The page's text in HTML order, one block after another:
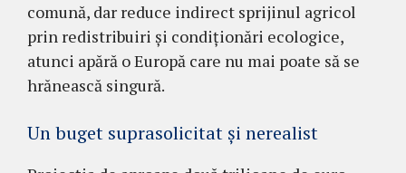
comună, dar reduce indirect sprijinul agricol
prin redistribuiri și condiționări ecologice,
atunci apără o Europă care nu mai poate să se
hrănească singură.
Un buget suprasolicitat și nerealist